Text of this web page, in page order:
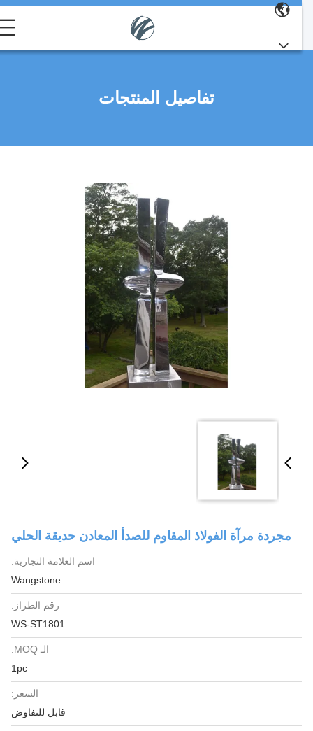
تفاصيل المنتجات
مجردة مرآة الفولاذ المقاوم للصدأ المعادن حديقة الحلي
اسم العلامة التجارية:
Wangstone
رقم الطراز:
WS-ST1801
الـ MOQ:
1pc
السعر:
قابل للتفاوض